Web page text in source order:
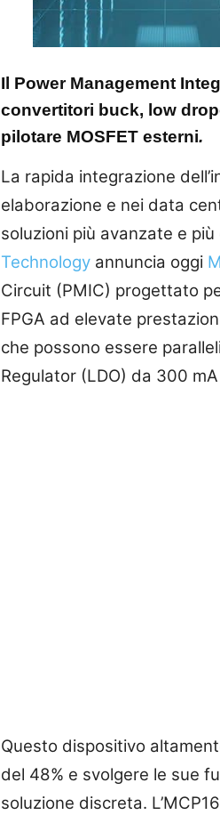
Il Power Management
convertitori buck, low
pilotare MOSFET esterni.
La rapida integrazione
elaborazione e nei data
soluzioni più avanzate e
Technology annuncia oggi
Circuit (PMIC) progettato
FPGA ad elevate
che possono essere
Regulator (LDO) da 300
Questo dispositivo
del 48% e svolgere le sue
soluzione discreta.